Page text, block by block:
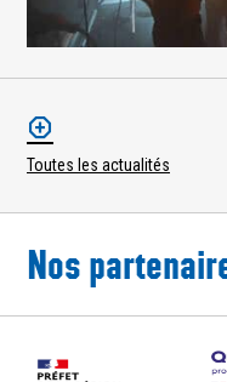
Toutes les actualités
Nos